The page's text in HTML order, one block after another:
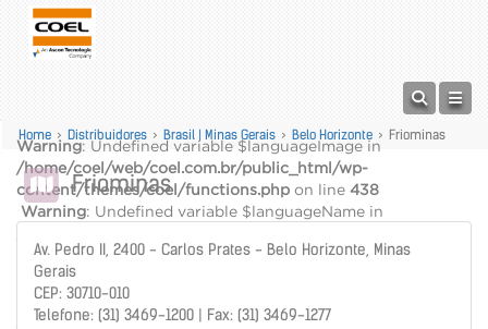
Warning: Undefined variable $languageImage in
/home/coel/web/coel.com.br/public_html/wp-
content/themes/coel/functions.php on line 438
Warning: Undefined variable $languageName in
content/themes/coel/functions.phpon line 439
alt="" />
Warning: Undefined variable $languageName in
/home/coel/web/coel.com.br/public_html/wp-
Home > Distribuidores > Brasil | Minas Gerais > Belo Horizonte > Friominas
Friominas
Av. Pedro II, 2400 - Carlos Prates - Belo Horizonte, Minas
Gerais
CEP: 30710-010
Telefone: (31) 3469-1200 | Fax: (31) 3469-1277